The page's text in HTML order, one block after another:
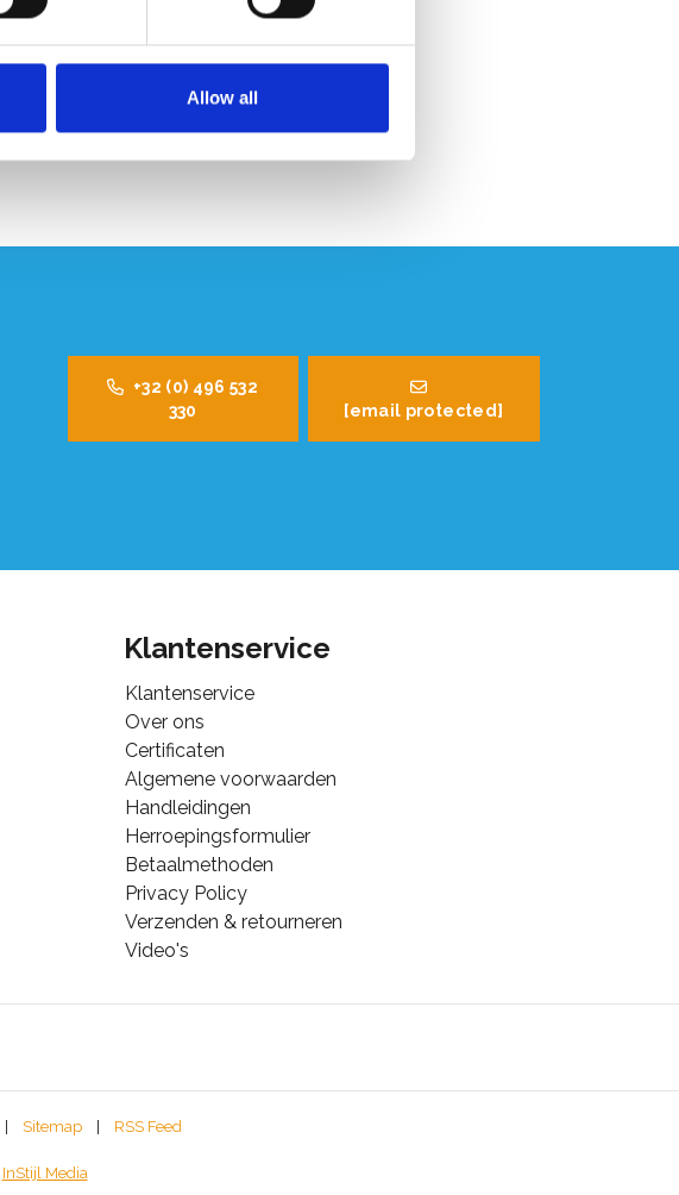
Allow all
+32 (0) 496 532
330
[email protected]
Klantenservice
Klantenservice
Over ons
Certificaten
Algemene voorwaarden
Handleidingen
Herroepingsformulier
Betaalmethoden
Privacy Policy
Verzenden & retourneren
Video's
Sitemap RSS Feed
InStijl Media